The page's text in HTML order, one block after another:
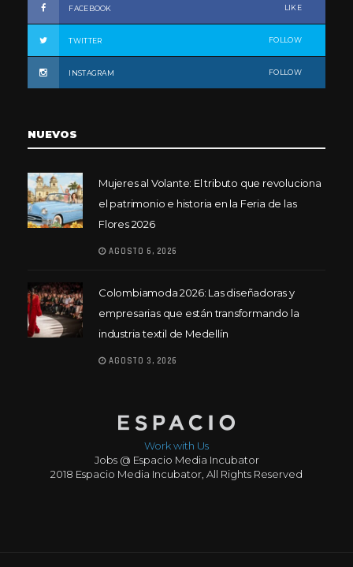
FACEBOOK LIKE
TWITTER FOLLOW
INSTAGRAM FOLLOW
NUEVOS
Mujeres al Volante: El tributo que revoluciona
el patrimonio e historia en la Feria de las
Flores 2026
AGOSTO 6, 2026
Colombiamoda 2026: Las diseñadoras y
empresarias que están transformando la
industria textil de Medellín
AGOSTO 3, 2026
Work with Us
Jobs @ Espacio Media Incubator
2018 Espacio Media Incubator, All Rights Reserved